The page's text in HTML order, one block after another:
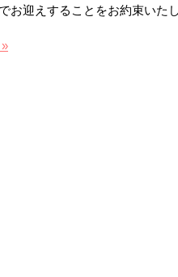
お迎えすることをお約束いた